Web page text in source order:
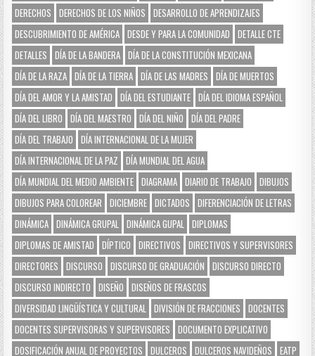
DERECHOS
DERECHOS DE LOS NIÑOS
DESARROLLO DE APRENDIZAJES
DESCUBRIMIENTO DE AMÉRICA DESDE Y PARA LA COMUNIDAD
DETALLE CTE
DETALLES
DÍA DE LA BANDERA DÍA DE LA CONSTITUCIÓN MEXICANA
DÍA DE LA RAZA DÍA DE LA TIERRA DÍA DE LAS MADRES
DÍA DE MUERTOS
DÍA DEL AMOR Y LA AMISTAD
DÍA DEL ESTUDIANTE DÍA DEL IDIOMA ESPAÑOL
DÍA DEL LIBRO
DÍA DEL MAESTRO DÍA DEL NIÑO
DÍA DEL PADRE
DÍA DEL TRABAJO
DÍA INTERNACIONAL DE LA MUJER
DÍA INTERNACIONAL DE LA PAZ
DÍA MUNDIAL DEL AGUA
DÍA MUNDIAL DEL MEDIO AMBIENTE DIAGRAMA DIARIO DE TRABAJO
DIBUJOS
DIBUJOS PARA COLOREAR
DICIEMBRE DICTADOS
DIFERENCIACIÓN DE LETRAS
DINÁMICA DINÁMICA GRUPAL DINÁMICA GUPAL DIPLOMAS
DIPLOMAS DE AMISTAD
DÍPTICO DIRECTIVOS
DIRECTIVOS Y SUPERVISORES
DIRECTORES
DISCURSO DISCURSO DE GRADUACIÓN
DISCURSO DIRECTO
DISCURSO INDIRECTO
DISEÑO
DISEÑOS DE FRASCOS
DIVERSIDAD LINGÜÍSTICA Y CULTURAL DIVISIÓN DE FRACCIONES
DOCENTES
DOCENTES SUPERVISORAS Y SUPERVISORES
DOCUMENTO EXPLICATIVO
DOSIFICACIÓN ANUAL DE PROYECTOS
DULCEROS DULCEROS NAVIDEÑOS EATP